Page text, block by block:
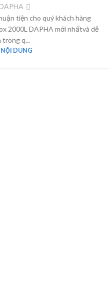
tiện cho quý khách hàng
2000L DAPHA mới nhấtvà dễ
q...
DUNG